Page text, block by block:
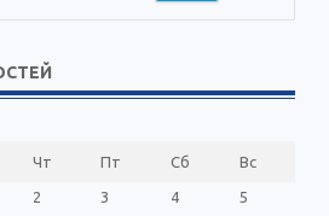
Чт Пт Сб Вс
2 3 4
5